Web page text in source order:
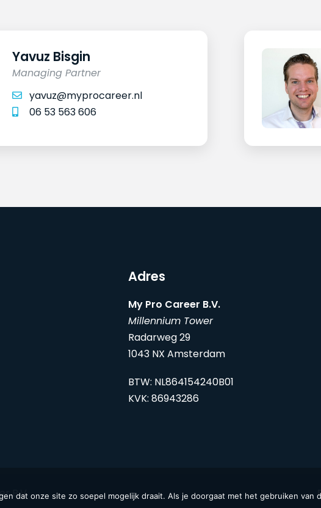
Yavuz Bisgin
Managing Partner
yavuz@myprocareer.nl
06 53 563 606
Adres
My Pro Career B.V.
Millennium Tower
Radarweg 29
1043 NX Amsterdam
BTW: NL864154240B01
KVK: 86943286
B.V.
dat onze site zo soepel mogelijk draait. Als je doorgaat met het gebruiken van